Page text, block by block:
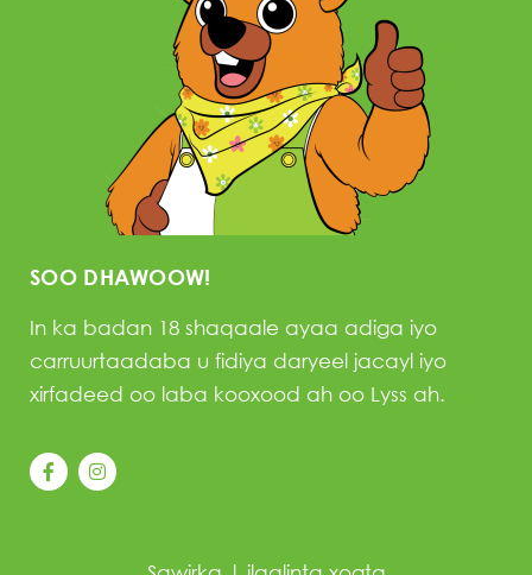
SOO DHAWOOW!
In ka badan 18 shaqaale ayaa adiga iyo
carruurtaadaba u fidiya daryeel jacayl iyo
xirfadeed oo laba kooxood ah oo Lyss ah.